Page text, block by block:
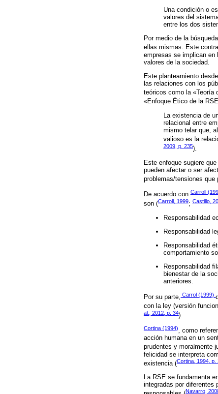
Una condición o
valores del
entre los dos
Por medio de la
ellas mismas. Este
empresas se implican en
valores de la sociedad.
Este planteamiento
las relaciones con los
teóricos como la «Teoría
«Enfoque Ético de la
La existencia de
relacional entre
mismo telar que,
valioso es la
2009, p. 235).
Este enfoque sugiere
pueden afectar o ser
problemas/tensiones que
De acuerdo con Carroll
son (Carroll, 1999; Castillo,
Responsabilidad
Responsabilidad
Responsabilidad
comportamiento
Responsabilidad
bienestar de la
anteriores.
Por su parte, Carrol (1999)
con la ley (versión
al., 2012, p. 34).
Cortina (1994), como
acción humana en un
prudentes y moralmente
felicidad se interpreta
existencia (Cortina, 1994, p.
La RSE se fundamenta
integradas por diferentes
Navarro,